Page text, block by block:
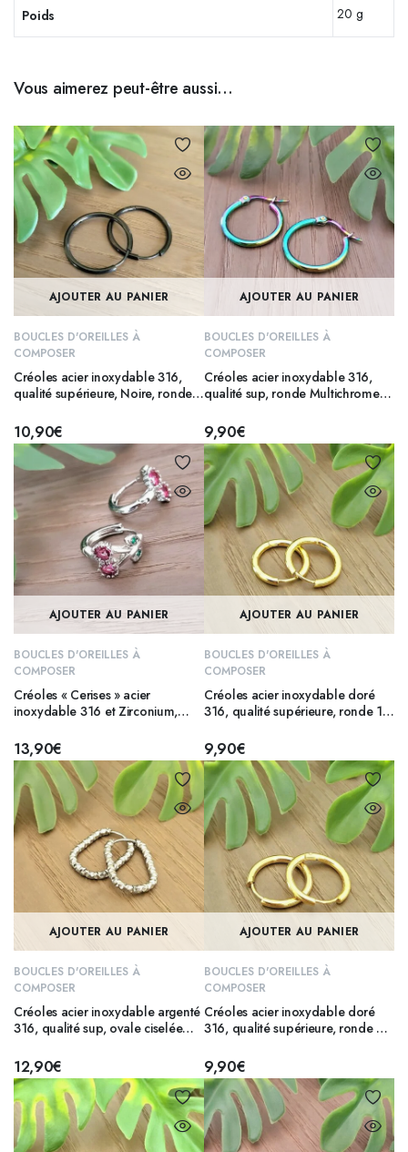
Poids 20 g
Vous aimerez peut-être aussi…
AJOUTER AU PANIER
BOUCLES D'OREILLES À
COMPOSER
Créoles acier inoxydable 316,
qualité supérieure, Noire, ronde
10,90€
AJOUTER AU PANIER
BOUCLES D'OREILLES À
COMPOSER
Créoles acier inoxydable 316,
qualité sup, ronde Multichrome
9,90€
AJOUTER AU PANIER
BOUCLES D'OREILLES À
COMPOSER
Créoles « Cerises » acier
inoxydable 316 et Zirconium,
13,90€
AJOUTER AU PANIER
BOUCLES D'OREILLES À
COMPOSER
Créoles acier inoxydable doré
316, qualité supérieure, ronde 18
9,90€
AJOUTER AU PANIER
BOUCLES D'OREILLES À
COMPOSER
Créoles acier inoxydable argenté
316, qualité sup, ovale ciselée
12,90€
AJOUTER AU PANIER
BOUCLES D'OREILLES À
COMPOSER
Créoles acier inoxydable doré
316, qualité supérieure, ronde 20
9,90€